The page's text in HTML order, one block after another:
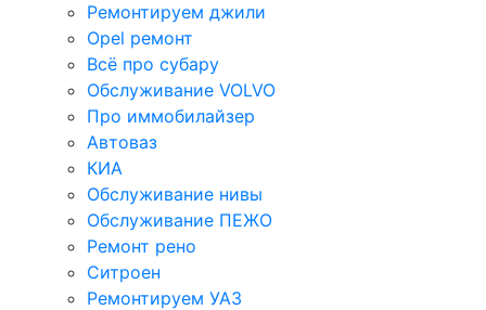
Ремонтируем джили
Opel ремонт
Всё про субару
Обслуживание VOLVO
Про иммобилайзер
Автоваз
КИА
Обслуживание нивы
Обслуживание ПЕЖО
Ремонт рено
Ситроен
Ремонтируем УАЗ